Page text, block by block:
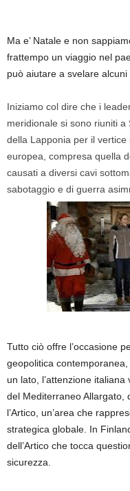
Ma e’ Natale e non
frattempo un viaggio nel
può aiutare a svelare alcuni
Iniziamo col dire che i
meridionale si sono riuniti
della Lapponia per il
europea, compresa quella
causati a diversi cavi
sabotaggio e di guerra
Tutto ciò offre l’occasione
geopolitica
un lato, l’attenzione
del Mediterraneo Allargato,
l’Artico, un’area che
strategica globale. In
dell’Artico che tocca
sicurezza.